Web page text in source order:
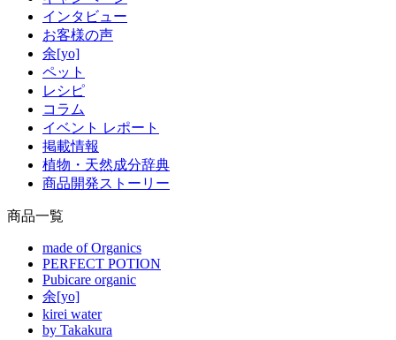
インタビュー
お客様の声
余[yo]
ペット
レシピ
コラム
イベント レポート
掲載情報
植物・天然成分辞典
商品開発ストーリー
商品一覧
made of Organics
PERFECT POTION
Pubicare organic
余[yo]
kirei water
by Takakura